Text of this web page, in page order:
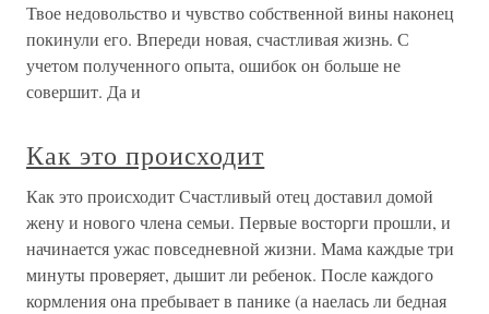
Твое недовольство и чувство собственной вины наконец
покинули его. Впереди новая, счастливая жизнь. С
учетом полученного опыта, ошибок он больше не
совершит. Да и
Как это происходит
Как это происходит Счастливый отец доставил домой
жену и нового члена семьи. Первые восторги прошли, и
начинается ужас повседневной жизни. Мама каждые три
минуты проверяет, дышит ли ребенок. После каждого
кормления она пребывает в панике (а наелась ли бедная